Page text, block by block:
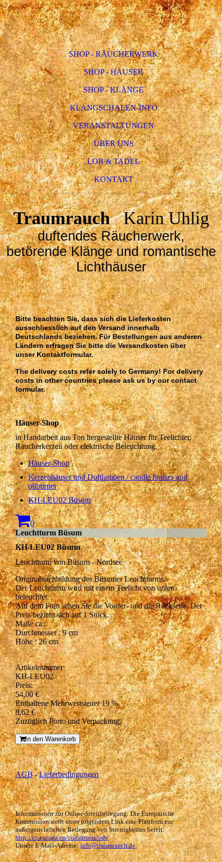
SHOP - RÄUCHERWERK
SHOP - HÄUSER
SHOP - KLÄNGE
KLANGSCHALEN-INFO
VERANSTALTUNGEN
ÜBER UNS
LOB & TADEL
KONTAKT
Traumrauch Karin Uhlig
duftendes Räucherwerk,
betörende Klänge und romantische
Lichthäuser
Bitte beachten Sie, dass sich die Lieferkosten
ausschliesslich auf den Versand innerhalb
Deutschlands beziehen. Für Bestellungen aus anderen
Ländern erfragen Sie bitte die Versandkosten über
unser Kontaktformular.
The delivery costs refer solely to Germany! For delivery
costs in other countries please ask us by our contact
formular.
Häuser-Shop
in Handarbeit aus Ton hergestellte Häuser für Teelichter,
Räucherkerzen oder elektrische Beleuchtung.
Häuser-Shop
Kerzenhäuser und Duftlampen / candle houses and
oilburner
KH-LEU02 Büsum
0
Leuchtturm Büsum
KH-LEU02 Büsum
Leuchtturm von Büsum - Nordsee
Originalnachbildung des Büsumer Leuchtturms.
Der Leuchtturm wird mit einem Teelicht von unten
beleuchtet.
Auf dem Foto sehen Sie die Vorder- und die Rückseite. Der
Preis bezieht sich auf 1 Stück.
Maße ca.:
Durchmesser : 9 cm
Höhe : 26 cm
Artikelnummer:
KH-LEU02
Preis:
54,00 €
Enthaltene Mehrwertsteuer 19 %
8,62 €
Zuzüglich Porto und Verpackung.
In den Warenkorb
AGB-Lieferbedingungen
Informationen zur Online-Streitbeilegung: Die Europäische
Kommission stellt unter folgendem Link eine Plattform zur
außergerichtlichen Beilegung von Streitigkeiten bereit:
http://ec.europa.eu/consumers/odr/
Unsere E-Mail-Adresse:info@traumrauch.de